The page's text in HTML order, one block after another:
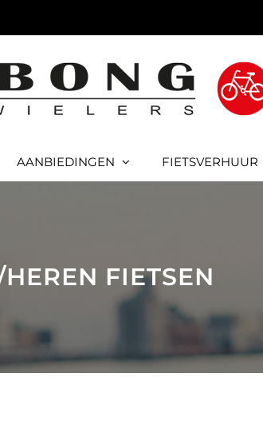
AANBIEDINGEN FIETSVERHUUR
FIETSEN